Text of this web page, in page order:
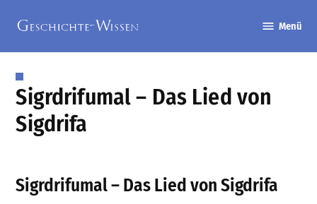
Inhalt
springen
Wissen
Menü
Sigrdrifumal – Das Lied von
Sigdrifa
Sigrdrifumal – Das Lied von Sigdrifa